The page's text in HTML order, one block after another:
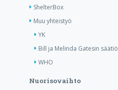
ShelterBox
Muu yhteistyö
YK
Bill ja Melinda Gatesin säätiö
WHO
Nuorisovaihto